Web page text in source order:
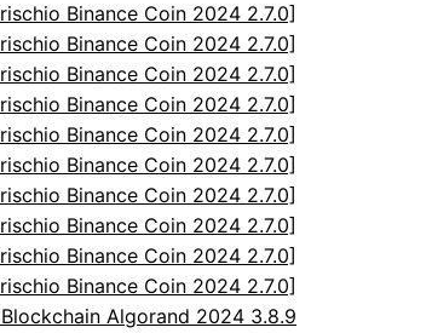
Binance Coin 2024 2.7.0]
Binance Coin 2024 2.7.0]
Binance Coin 2024 2.7.0]
Binance Coin 2024 2.7.0]
Binance Coin 2024 2.7.0]
Binance Coin 2024 2.7.0]
Binance Coin 2024 2.7.0]
Binance Coin 2024 2.7.0]
Binance Coin 2024 2.7.0]
Binance Coin 2024 2.7.0]
Algorand 2024 3.8.9